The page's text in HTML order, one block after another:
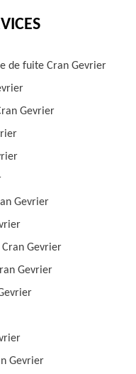
de fuite Cran Gevrier
Gevrier
Gevrier
Gevrier
Gevrier
Gevrier